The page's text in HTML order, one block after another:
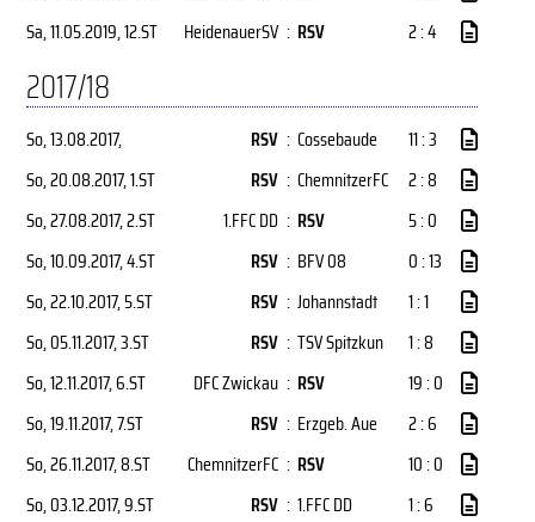
Sa, 11.05.2019, 12.ST HeidenauerSV : RSV 2 : 4
2017/18
So, 13.08.2017, RSV : Cossebaude
11 : 3
So, 20.08.2017, 1.ST RSV : ChemnitzerFC
2 : 8
So, 27.08.2017, 2.ST 1.FFC DD : RSV
5 : 0
So, 10.09.2017, 4.ST RSV : BFV 08
0 : 13
So, 22.10.2017, 5.ST RSV : Johannstadt
1 : 1
So, 05.11.2017, 3.ST RSV : TSV Spitzkun
1 : 8
So, 12.11.2017, 6.ST DFC Zwickau : RSV
19 : 0
So, 19.11.2017, 7.ST RSV : Erzgeb. Aue
2 : 6
So, 26.11.2017, 8.ST ChemnitzerFC : RSV
10 : 0
So, 03.12.2017, 9.ST RSV : 1.FFC DD
1 : 6